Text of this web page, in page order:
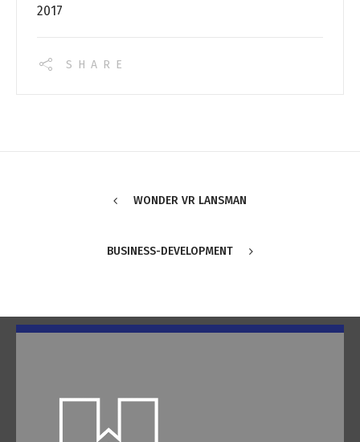
2017
SHARE
WONDER VR LANSMAN
BUSINESS-DEVELOPMENT